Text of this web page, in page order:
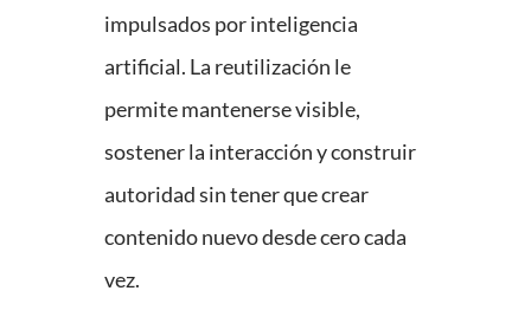
impulsados por inteligencia
artificial. La reutilización le
permite mantenerse visible,
sostener la interacción y construir
autoridad sin tener que crear
contenido nuevo desde cero cada
vez.